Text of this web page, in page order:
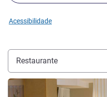
Acessibilidade
Restaurante
Ver detalhes